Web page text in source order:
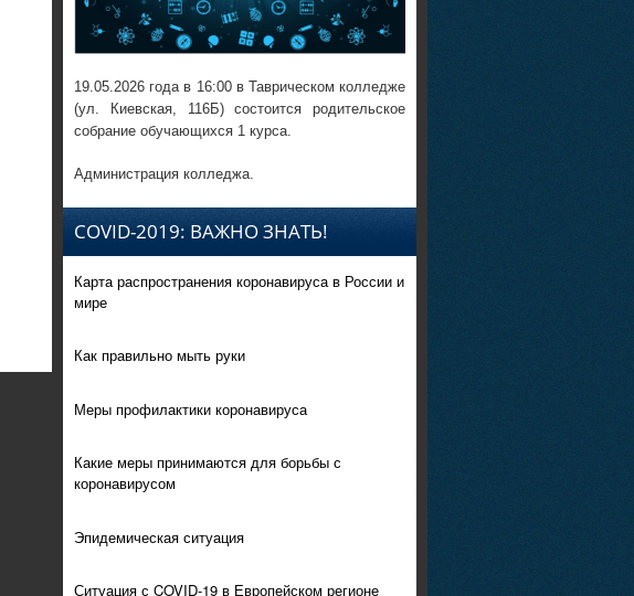
19.05.2026 года в 16:00 в Таврическом колледже
(ул. Киевская, 116Б) состоится родительское
собрание обучающихся 1 курса.
Администрация колледжа.
COVID-2019: ВАЖНО ЗНАТЬ!
Карта распространения коронавируса в России и
мире
Как правильно мыть руки
Меры профилактики коронавируса
Какие меры принимаются для борьбы с
коронавирусом
Эпидемическая ситуация
Ситуация с COVID-19 в Европейском регионе